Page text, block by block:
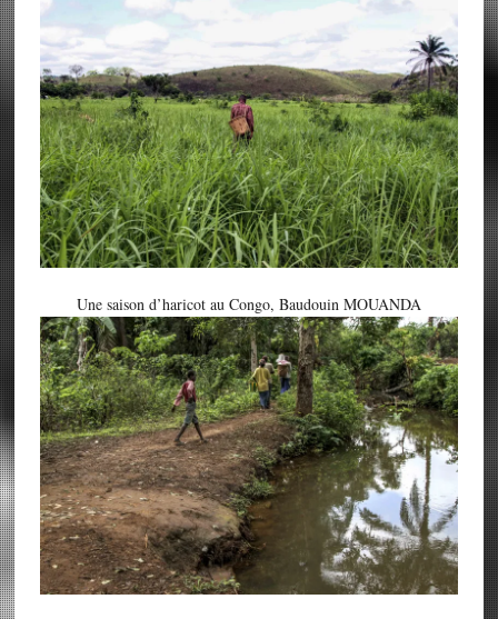
Une saison d’haricot au Congo, Baudouin MOUANDA